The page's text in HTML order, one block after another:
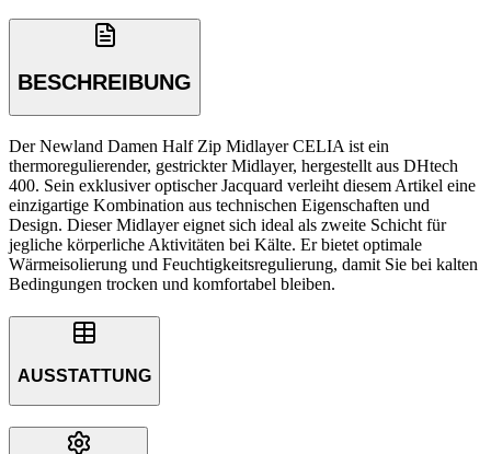
BESCHREIBUNG
Der Newland Damen Half Zip Midlayer CELIA ist ein
thermoregulierender, gestrickter Midlayer, hergestellt aus DHtech
400. Sein exklusiver optischer Jacquard verleiht diesem Artikel eine
einzigartige Kombination aus technischen Eigenschaften und
Design. Dieser Midlayer eignet sich ideal als zweite Schicht für
jegliche körperliche Aktivitäten bei Kälte. Er bietet optimale
Wärmeisolierung und Feuchtigkeitsregulierung, damit Sie bei kalten
Bedingungen trocken und komfortabel bleiben.
AUSSTATTUNG